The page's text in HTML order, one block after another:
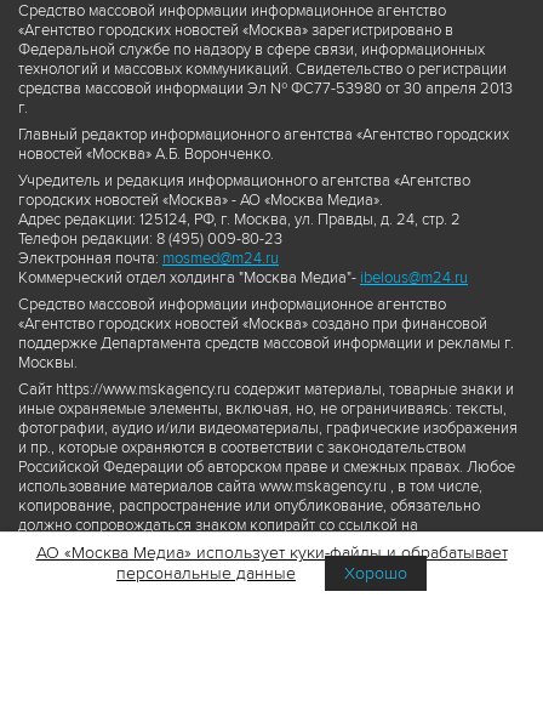
Средство массовой информации информационное агентство
«Агентство городских новостей «Москва» зарегистрировано в
Федеральной службе по надзору в сфере связи, информационных
технологий и массовых коммуникаций. Свидетельство о регистрации
средства массовой информации Эл № ФС77-53980 от 30 апреля 2013
г.
Главный редактор информационного агентства «Агентство городских
новостей «Москва» А.Б. Воронченко.
Учредитель и редакция информационного агентства «Агентство
городских новостей «Москва» - АО «Москва Медиа».
Адрес редакции: 125124, РФ, г. Москва, ул. Правды, д. 24, стр. 2
Телефон редакции: 8 (495) 009-80-23
Электронная почта: mosmed@m24.ru
Коммерческий отдел холдинга "Москва Медиа"- ibelous@m24.ru
Средство массовой информации информационное агентство
«Агентство городских новостей «Москва» создано при финансовой
поддержке Департамента средств массовой информации и рекламы г.
Москвы.
Сайт https://www.mskagency.ru содержит материалы, товарные знаки и
иные охраняемые элементы, включая, но, не ограничиваясь: тексты,
фотографии, аудио и/или видеоматериалы, графические изображения
и пр., которые охраняются в соответствии с законодательством
Российской Федерации об авторском праве и смежных правах. Любое
использование материалов сайта www.mskagency.ru , в том числе,
копирование, распространение или опубликование, обязательно
должно сопровождаться знаком копирайт со ссылкой на
правообладателя © АО «Москва Медиа», а также гиперссылкой на сайт
www.mskagency.ru как на первоисточник информации. Переработка
материалов сайта www.mskagency.ru не допускается.
АО «Москва Медиа» использует куки-файлы и обрабатывает
персональные данные
Хорошо